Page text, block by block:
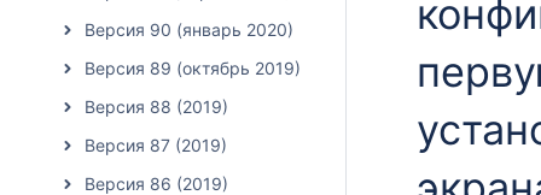
Версия 90 (январь 2020)
Версия 89 (октябрь 2019)
Версия 88 (2019)
Версия 87 (2019)
Версия 86 (2019)